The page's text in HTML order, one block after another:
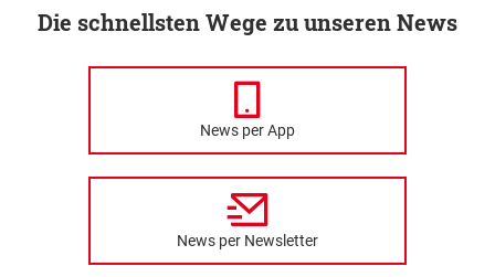
Die schnellsten Wege zu unseren News
News per App
News per Newsletter